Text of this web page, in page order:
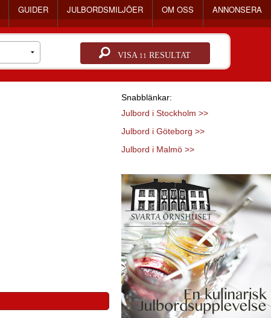
GUIDER JULBORDSMILJÖER OM OSS ANNONSERA
VISA 11 RESULTAT
Snabblänkar:
Julbord i Stockholm >>
Julbord i Göteborg >>
Julbord i Malmö >>